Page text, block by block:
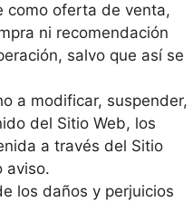
como oferta de venta,
ni recomendación
salvo que así se
a modificar, suspender,
del Sitio Web, los
a través del Sitio
aviso.
los daños y perjuicios